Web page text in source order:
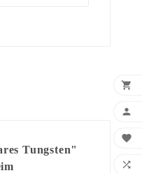
Tungsten"



